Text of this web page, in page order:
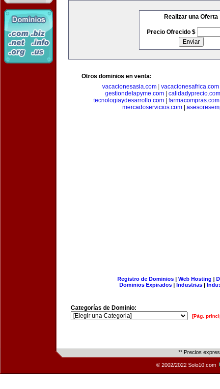
Realizar una Oferta
Precio Ofrecido $
Otros dominios en venta:
vacacionesasia.com
vacacionesafrica.com
gestiondelapyme.com
calidadyprecio.com
tecnologiaydesarrollo.com
farmacompras.com
mercadoservicios.com|
Registro de Dominios| Web Hosting |
Dominios Expirados | Industrias |
Categorías de Dominio:
[Pág.
** Precios
© 2002/2022 Solo10.com